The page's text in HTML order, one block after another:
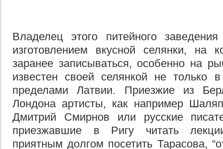
Владелец этого питейного
изготовлением вкусной селянки, на
заранее записываться, особенно на
известен своей селянкой не только
пределами Латвии. Приезжие из
Лондона артисты, как например
Дмитрий Смирнов или русские
приезжавшие в Ригу читать
приятным долгом посетить Тарасова,